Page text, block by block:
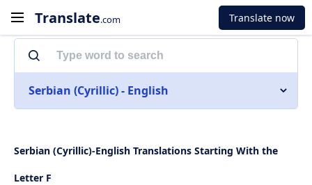
Translate.com Translate now
Serbian (Cyrillic) - English
Serbian (Cyrillic)-English Translations Starting With the
Letter F